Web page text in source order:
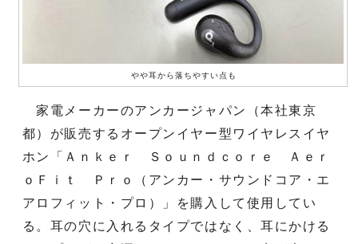
やや耳から落ちやすい点も
家電メーカーのアンカージャパン（本社東京
都）が販売するオープンイヤー型ワイヤレスイヤ
ホン「Ａｎｋｅｒ Ｓｏｕｎｄｃｏｒｅ Ａｅｒ
ｏＦｉｔ Ｐｒｏ（アンカー・サウンドコア・エ
アロフィット・プロ）」を購入して使用してい
る。耳の穴に入れるタイプではなく、耳にかける